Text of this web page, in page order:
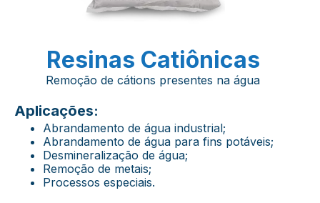
Resinas Catiônicas
Remoção de cátions presentes na água
Aplicações:
Abrandamento de água industrial;
Abrandamento de água para fins potáveis;
Desmineralização de água;
Remoção de metais;
Processos especiais.